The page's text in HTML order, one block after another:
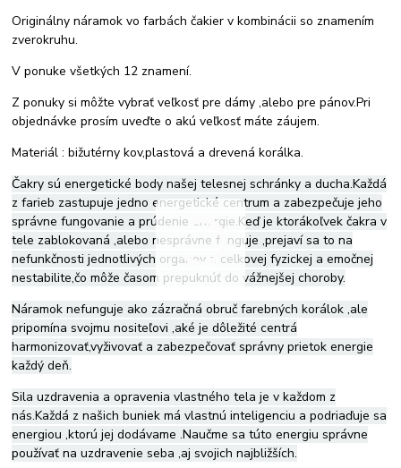
Originálny náramok vo farbách čakier v kombinácii so znamením
zverokruhu.
V ponuke všetkých 12 znamení.
Z ponuky si môžte vybrať veľkosť pre dámy ,alebo pre pánov.Pri
objednávke prosím uveďte o akú veľkosť máte záujem.
Materiál : bižutérny kov,plastová a drevená korálka.
Čakry sú energetické body našej telesnej schránky a ducha.Každá
z farieb zastupuje jedno energetické centrum a zabezpečuje jeho
správne fungovanie a prúdenie energie.Keď je ktorákoľvek čakra v
tele zablokovaná ,alebo nesprávne funguje ,prejaví sa to na
nefunkčnosti jednotlivých orgánov a celkovej fyzickej a emočnej
nestabilite,čo môže časom prepuknúť do vážnejšej choroby.
Náramok nefunguje ako zázračná obruč farebných korálok ,ale
pripomína svojmu nositeľovi ,aké je dôležité centrá
harmonizovať,vyživovať a zabezpečovať správny prietok energie
každý deň.
Sila uzdravenia a opravenia vlastného tela je v každom z
nás.Každá z našich buniek má vlastnú inteligenciu a podriaďuje sa
energiou ,ktorú jej dodávame .Naučme sa túto energiu správne
používať na uzdravenie seba ,aj svojich najbližších.